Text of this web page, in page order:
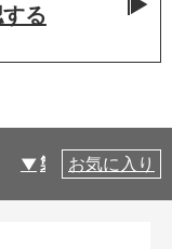
る
製品仕様
お気に入り